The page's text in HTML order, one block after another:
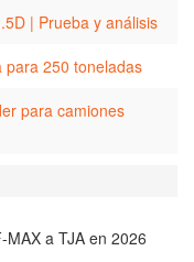
| Prueba y análisis
para 250 toneladas
para camiones
a TJA en 2026